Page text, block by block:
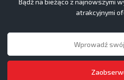
Bądź na bieżąco z najnowszymi
atrakcyjnymi